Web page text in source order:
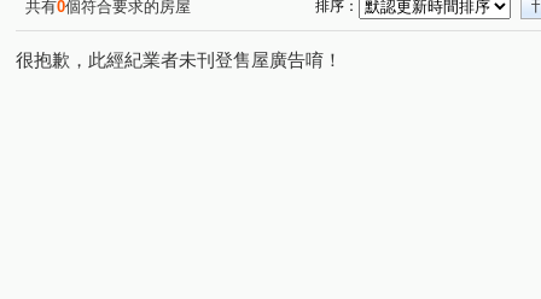
共有0個符合要求的房屋 排序：
很抱歉，此經紀業者未刊登售屋廣告唷！